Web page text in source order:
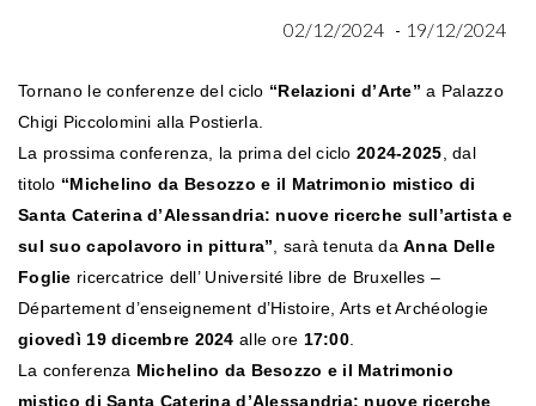
02/12/2024 - 19/12/2024
Tornano le conferenze del ciclo “Relazioni d’Arte” a Palazzo
Chigi Piccolomini alla Postierla.
La prossima conferenza, la prima del ciclo2024-2025 , dal
titolo “Michelino da Besozzo e il Matrimonio mistico di
Santa Caterina d’Alessandria: nuove ricerche sull’artista e
sul suo capolavoro in pittura” , sarà tenuta daAnna Delle
Foglie ricercatrice dell’ Université libre de Bruxelles –
Département d’enseignement d’Histoire, Arts et Archéologie
giovedì 19 dicembre 2024 alle ore 17:00.
La conferenza Michelino da Besozzo e il Matrimonio
mistico di Santa Caterina d’Alessandria: nuove ricerche